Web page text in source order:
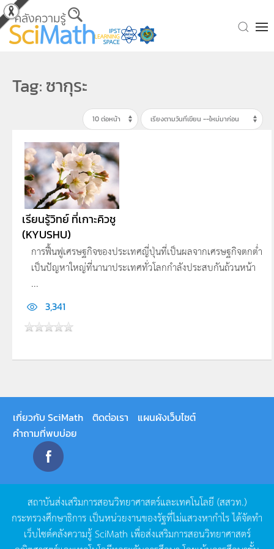
Skip to main content
Tag: ซากุระ
เรียนรู้วิทย์ ที่เกาะคิวชู
(KYUSHU)
การฟื้นฟูเศรษฐกิจของประเทศญี่ปุ่นที่เป็นผลจากเศรษฐกิจตกต่ำ
เป็นปัญหาใหญ่ที่นานาประเทศทั่วโลกกำลังประสบกันถ้วนหน้า
...
3,341
เกี่ยวกับ SciMath ติดต่อเรา
แผนผังเว็บไซต์
คำถามที่พบบ่อย
สถาบันส่งเสริมการสอนวิทยาศาสตร์และเทคโนโลยี (สสวท.)
กระทรวงศึกษาธิการ เป็นหน่วยงานของรัฐที่ไม่แสวงหากำไรได้จัดทำ
เว็บไซต์คลังความรู้SciMath เพื่อส่งเสริมการสอนวิทยาศาสตร์